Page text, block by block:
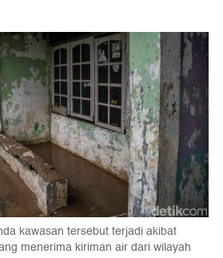
kawasan tersebut terjadi akibat
menerima kiriman air dari wilayah